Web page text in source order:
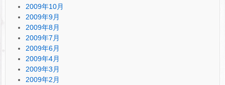
2009年10月
2009年9月
2009年8月
2009年7月
2009年6月
2009年4月
2009年3月
2009年2月